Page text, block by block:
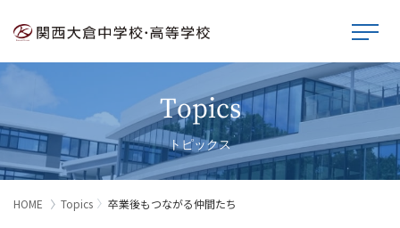
Topics
トピックス
HOME Topics 卒業後もつながる仲間たち